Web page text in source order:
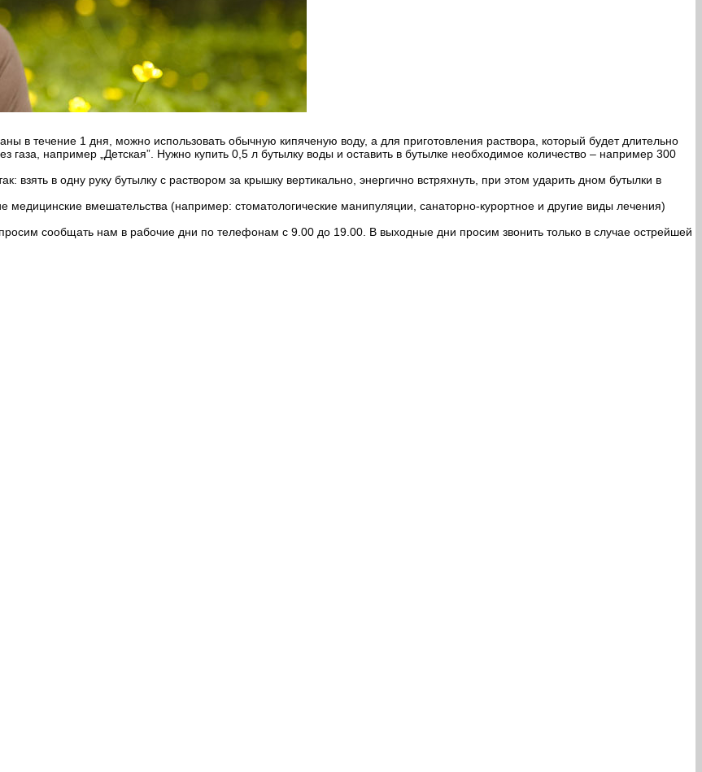
в течение 1 дня, можно использовать обычную кипяченую воду, а для приготовления раствора, который будет длительно
газа, например „Детская”. Нужно купить 0,5 л бутылку воды и оставить в бутылке необходимое количество – например 300
взять в одну руку бутылку с раствором за крышку вертикально, энергично встряхнуть, при этом ударить дном бутылки в
вмешательства (например: стоматологические манипуляции, санаторно-курортное и другие виды лечения)
сообщать нам в рабочие дни по телефонам с 9.00 до 19.00. В выходные дни просим звонить только в случае острейшей